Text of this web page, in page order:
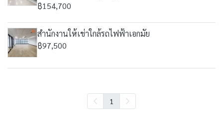
฿154,700
สำนักงานให้เช่าใกล้รถไฟฟ้าเอกมัย
฿97,500
1